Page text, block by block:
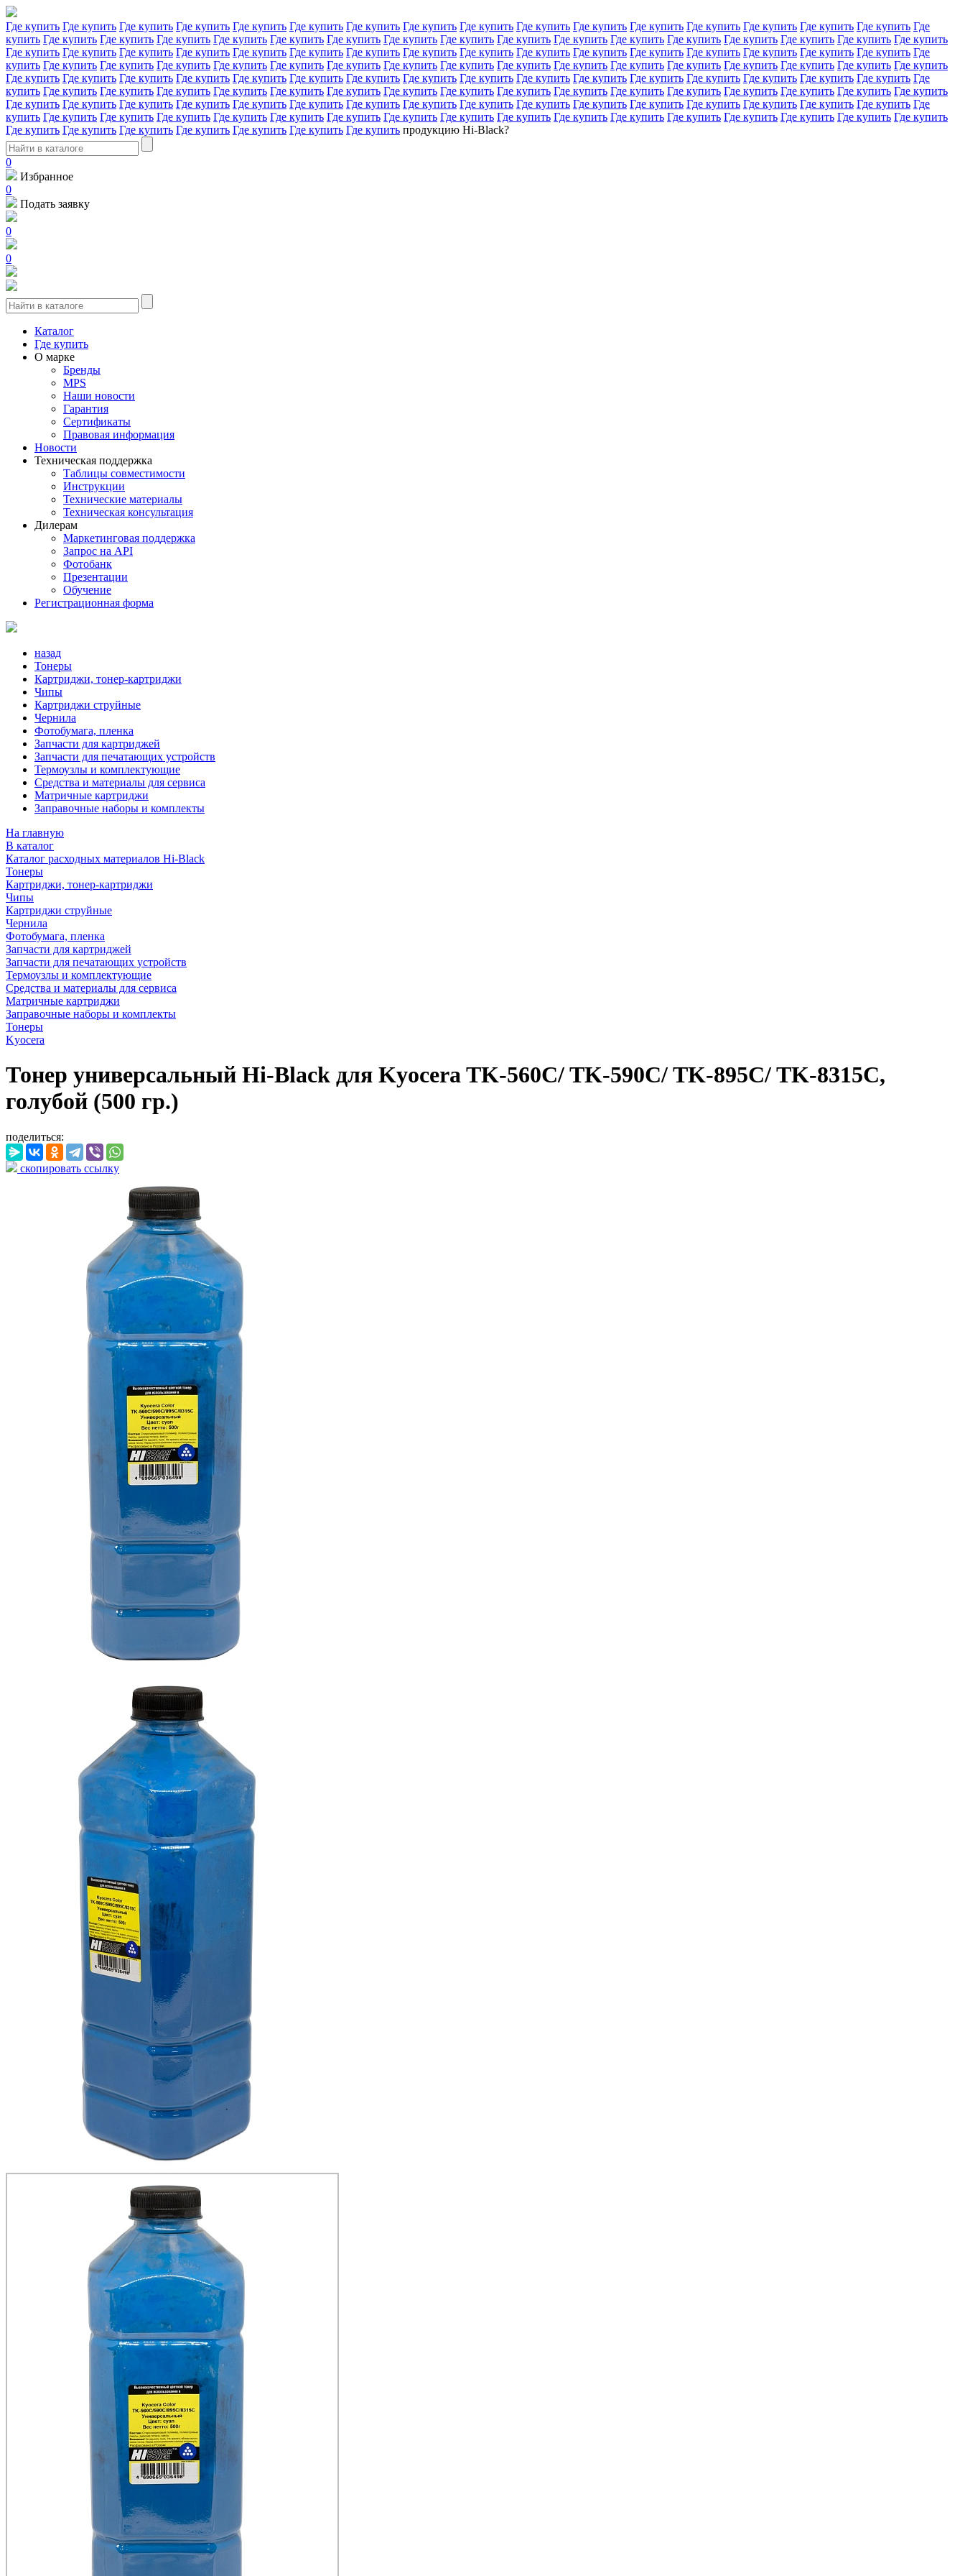
Где купить Где купить Где купить Где купить Где купить Где купить Где купить Где купить Где купить Где купить Где купить Где купить Где купить Где купить Где купить Где купить Где
купить Где купить Где купить Где купить Где купить Где купить Где купить Где купить Где купить Где купить Где купить Где купить Где купить Где купить Где купить Где купить Где купить
Где купить Где купить Где купить Где купить Где купить Где купить Где купить Где купить Где купить Где купить Где купить Где купить Где купить Где купить Где купить Где купить Где
купить Где купить Где купить Где купить Где купить Где купить Где купить Где купить Где купить Где купить Где купить Где купить Где купить Где купить Где купить Где купить Где купить
Где купить Где купить Где купить Где купить Где купить Где купить Где купить Где купить Где купить Где купить Где купить Где купить Где купить Где купить Где купить Где купить Где
купить Где купить Где купить Где купить Где купить Где купить Где купить Где купить Где купить Где купить Где купить Где купить Где купить Где купить Где купить Где купить Где купить
Где купить Где купить Где купить Где купить Где купить Где купить Где купить Где купить Где купить Где купить Где купить Где купить Где купить Где купить Где купить Где купить Где
купить Где купить Где купить Где купить Где купить Где купить Где купить Где купить Где купить Где купить Где купить Где купить Где купить Где купить Где купить Где купить Где купить
Где купить Где купить Где купить Где купить Где купить Где купить Где купить продукцию Hi-Black?
0
Избранное
0
Подать заявку
0
0
Каталог
Где купить
О марке
Бренды
MPS
Наши новости
Гарантия
Сертификаты
Правовая информация
Новости
Техническая поддержка
Таблицы совместимости
Инструкции
Технические материалы
Техническая консультация
Дилерам
Маркетинговая поддержка
Запрос на API
Фотобанк
Презентации
Обучение
Регистрационная форма
назад
Тонеры
Картриджи, тонер-картриджи
Чипы
Картриджи струйные
Чернила
Фотобумага, пленка
Запчасти для картриджей
Запчасти для печатающих устройств
Термоузлы и комплектующие
Средства и материалы для сервиса
Матричные картриджи
Заправочные наборы и комплекты
На главную
В каталог
Каталог расходных материалов Hi-Black
Тонеры
Картриджи, тонер-картриджи
Чипы
Картриджи струйные
Чернила
Фотобумага, пленка
Запчасти для картриджей
Запчасти для печатающих устройств
Термоузлы и комплектующие
Средства и материалы для сервиса
Матричные картриджи
Заправочные наборы и комплекты
Тонеры
Kyocera
Тонер универсальный Hi-Black для Kyocera TK-560C/ TK-590C/ TK-895C/ TK-8315C,
голубой (500 гр.)
поделиться:
скопировать ссылку